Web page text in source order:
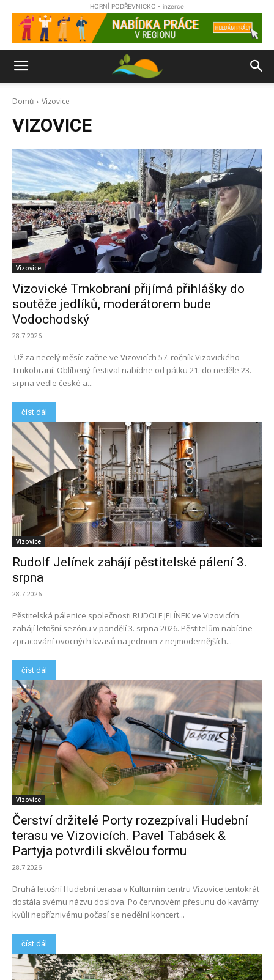
HORNÍ PODŘEVNICKO - inzerce
Domů Vizovice
VIZOVICE
Vizovice
Vizovické Trnkobraní přijímá přihlášky do
soutěže jedlíků, moderátorem bude
Vodochodský
28.7.2026
Už za necelý měsíc začne ve Vizovicích 57. ročník Vizovického
Trnkobraní. Oblíbený festival nabídne od pátku 21. do neděle 23.
srpna vedle české a...
číst dál
Vizovice
Rudolf Jelínek zahájí pěstitelské pálení 3.
srpna
28.7.2026
Pěstitelská pálenice společnosti RUDOLF JELÍNEK ve Vizovicích
zahájí letošní sezónu v pondělí 3. srpna 2026. Pěstitelům nabídne
zpracování ovocných kvasů na jednom z nejmodernějších...
číst dál
Vizovice
Čerství držitelé Porty rozezpívali Hudební
terasu ve Vizovicích. Pavel Tabásek &
Partyja potvrdili skvělou formu
28.7.2026
Druhá letošní Hudební terasa v Kulturním centru Vizovice tentokrát
dostála svému názvu doslova. Po červnovém přesunu do kavárny
kvůli nepříznivému počasí se nedělní koncert...
číst dál